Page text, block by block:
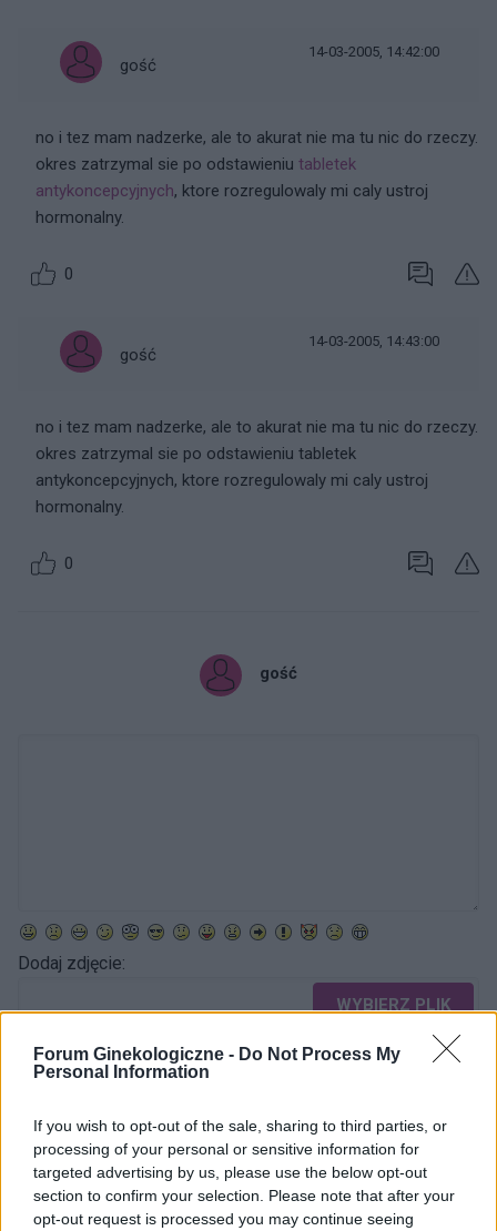
Forum Ginekologiczne - Do Not Process My
Personal Information
If you wish to opt-out of the sale, sharing to third parties, or
processing of your personal or sensitive information for
targeted advertising by us, please use the below opt-out
section to confirm your selection. Please note that after your
opt-out request is processed you may continue seeing
gość
14-03-2005, 14:42:00
no i tez mam nadzerke, ale to akurat nie ma tu nic do rzeczy.
okres zatrzymal sie po odstawieniu tabletek
antykoncepcyjnych, ktore rozregulowaly mi caly ustroj
hormonalny.
0
gość
14-03-2005, 14:43:00
no i tez mam nadzerke, ale to akurat nie ma tu nic do rzeczy.
okres zatrzymal sie po odstawieniu tabletek
antykoncepcyjnych, ktore rozregulowaly mi caly ustroj
hormonalny.
0
gość
Dodaj zdjęcie:
WYBIERZ PLIK
Dopuszczalne formaty pliku graficznego: jpg, jpeg , png.
Rozmiar zdjęcia nie powinien przekraczać 0.6MB.
Wysyłaj powiadomienia o odpowiedzi
WYŚLIJ